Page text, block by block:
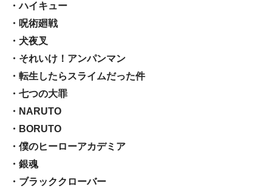
・ハイキュー
・呪術廻戦
・犬夜叉
・それいけ！アンパンマン
・転生したらスライムだった件
・七つの大罪
・NARUTO
・BORUTO
・僕のヒーローアカデミア
・銀魂
・ブラッククローバー